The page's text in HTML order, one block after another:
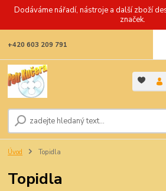
Dodáváme nářadí, nástroje a další zboží
značek.
+420 603 209 791
Úvod Topidla
Topidla